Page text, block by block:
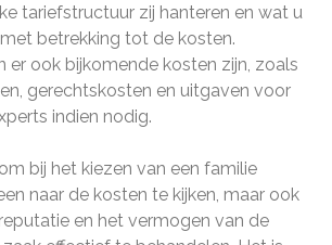
tariefstructuur zij hanteren en wat u
betrekking tot de kosten.
er ook bijkomende kosten zijn, zoals
gerechtskosten en uitgaven voor
indien nodig.
bij het kiezen van een familie
naar de kosten te kijken, maar ook
en het vermogen van de